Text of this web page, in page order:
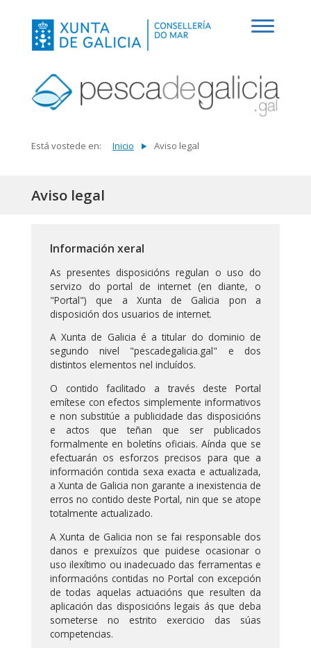
Está vostede en: Inicio Aviso legal
Aviso legal
Información xeral
As presentes disposicións regulan o uso do
servizo do portal de internet (en diante, o
"Portal") que a Xunta de Galicia pon a
disposición dos usuarios de internet.
A Xunta de Galicia é a titular do dominio de
segundo nivel "pescadegalicia.gal" e dos
distintos elementos nel incluídos.
O contido facilitado a través deste Portal
emítese con efectos simplemente informativos
e non substitúe a publicidade das disposicións
e actos que teñan que ser publicados
formalmente en boletíns oficiais. Aínda que se
efectuarán os esforzos precisos para que a
información contida sexa exacta e actualizada,
a Xunta de Galicia non garante a inexistencia de
erros no contido deste Portal, nin que se atope
totalmente actualizado.
A Xunta de Galicia non se fai responsable dos
danos e prexuízos que puidese ocasionar o
uso ilexítimo ou inadecuado das ferramentas e
informacións contidas no Portal con excepción
de todas aquelas actuacións que resulten da
aplicación das disposicións legais ás que deba
someterse no estrito exercicio das súas
competencias.